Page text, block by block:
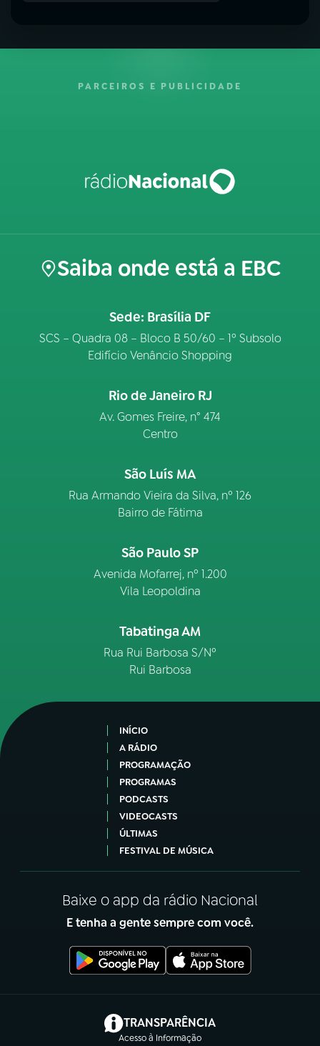
PARCEIROS E PUBLICIDADE
Saiba onde está a EBC
Sede: Brasília DF
SCS – Quadra 08 – Bloco B 50/60 – 1º Subsolo
Edifício Venâncio Shopping
Rio de Janeiro RJ
Av. Gomes Freire, n° 474
Centro
São Luís MA
Rua Armando Vieira da Silva, nº 126
Bairro de Fátima
São Paulo SP
Avenida Mofarrej, nº 1.200
Vila Leopoldina
Tabatinga AM
Rua Rui Barbosa S/Nº
Rui Barbosa
INÍCIO
A RÁDIO
PROGRAMAÇÃO
PROGRAMAS
PODCASTS
VIDEOCASTS
ÚLTIMAS
FESTIVAL DE MÚSICA
Baixe o app da rádio Nacional
E tenha a gente sempre com você.
TRANSPARÊNCIA
Acesso à Informação
(abre em nova aba)